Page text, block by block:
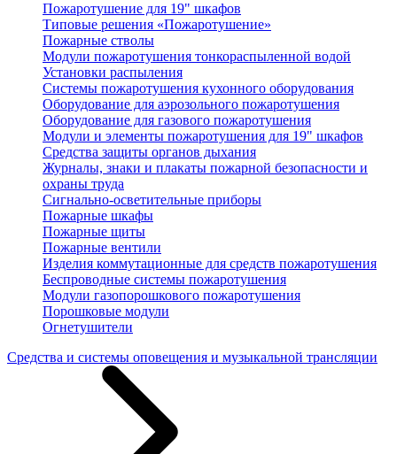
Пожаротушение для 19" шкафов
Типовые решения «Пожаротушение»
Пожарные стволы
Модули пожаротушения тонкораспыленной водой
Установки распыления
Системы пожаротушения кухонного оборудования
Оборудование для аэрозольного пожаротушения
Оборудование для газового пожаротушения
Модули и элементы пожаротушения для 19" шкафов
Средства защиты органов дыхания
Журналы, знаки и плакаты пожарной безопасности и
охраны труда
Сигнально-осветительные приборы
Пожарные шкафы
Пожарные щиты
Пожарные вентили
Изделия коммутационные для средств пожаротушения
Беспроводные системы пожаротушения
Модули газопорошкового пожаротушения
Порошковые модули
Огнетушители
Средства и системы оповещения и музыкальной трансляции